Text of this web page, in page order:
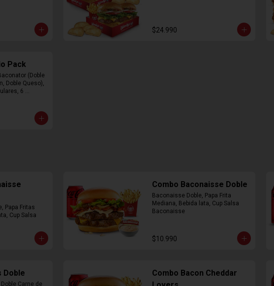
$24.990
Pack
(Doble
Doble Queso),
6
Papa Fritas
Cup Salsa
Combo Baconaisse Doble
Baconaisse Doble, Papa Frita
Mediana, Bebida lata, Cup Salsa
Baconaisse
$10.990
Doble
Carne de
Combo Bacon Cheddar